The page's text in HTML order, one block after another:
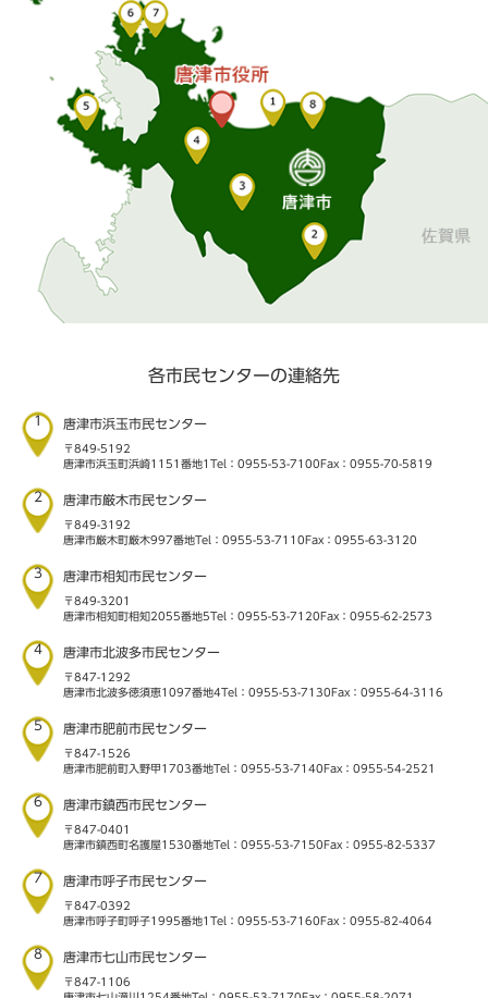
各市民センターの連絡先
1 唐津市浜玉市民センター
〒849-5192
唐津市浜玉町浜崎1151番地1 Tel：0955-53-7100 Fax：0955-70-5819
2 唐津市厳木市民センター
〒849-3192
唐津市厳木町厳木997番地Tel：0955-53-7110 Fax：0955-63-3120
3 唐津市相知市民センター
〒849-3201
唐津市相知町相知2055番地5Tel：0955-53-7120 Fax：0955-62-2573
4 唐津市北波多市民センター
〒847-1292
唐津市北波多徳須恵1097番地4Tel：0955-53-7130 Fax：0955-64-3116
5 唐津市肥前市民センター
〒847-1526
唐津市肥前町入野甲1703番地Tel：0955-53-7140 Fax：0955-54-2521
6 唐津市鎮西市民センター
〒847-0401
唐津市鎮西町名護屋1530番地Tel：0955-53-7150 Fax：0955-82-5337
7 唐津市呼子市民センター
〒847-0392
唐津市呼子町呼子1995番地1 Tel：0955-53-7160 Fax：0955-82-4064
8 唐津市七山市民センター
〒847-1106